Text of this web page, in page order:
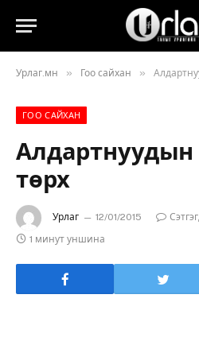
Урлаг.мн » Гоо сайхан »
ГОО САЙХАН
Алдартнуудын
төрх
Урлаг 12/01/2015
1 минут уншина